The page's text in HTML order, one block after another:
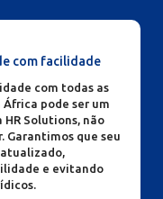
com facilidade
com todas as
pode ser um
HR Solutions, não
Garantimos que seu
e evitando